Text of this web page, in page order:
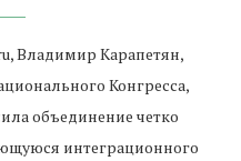
Владимир Карапетян,
Конгресса,
объединение четко
интеграционного